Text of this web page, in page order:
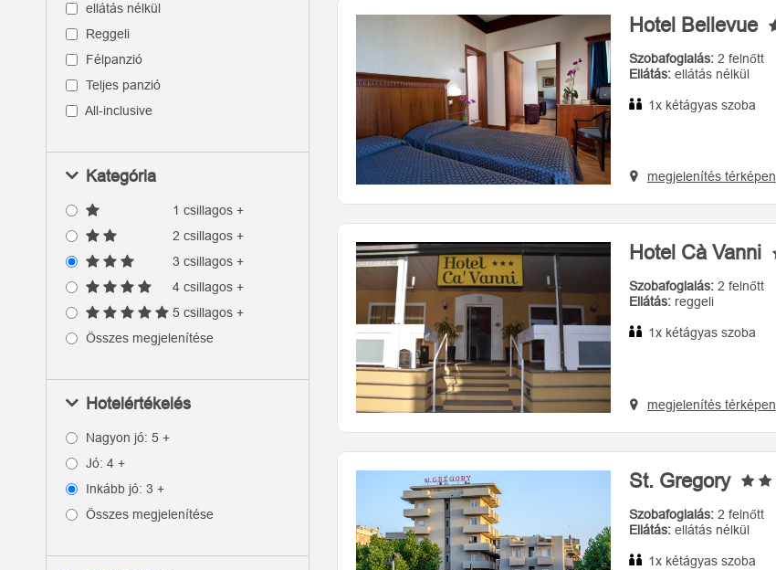
Hotel Bellevue
Szobafoglalás:2 felnőtt
Ellátás:ellátás nélkül
1x kétágyas szoba
megjelenítés térképen
Hotel Cà Vanni
Szobafoglalás:2 felnőtt
Ellátás:reggeli
1x kétágyas szoba
megjelenítés térképen
St. Gregory
Szobafoglalás:2 felnőtt
Ellátás:ellátás nélkül
1x kétágyas szoba
ellátás nélkül
Reggeli
Félpanzió
Teljes panzió
All-inclusive
Kategória
1 csillagos +
2 csillagos +
3 csillagos +
4 csillagos +
5 csillagos +
Összes megjelenítése
Hotelértékelés
Nagyon jó: 5 +
Jó: 4 +
Inkább jó: 3 +
Összes megjelenítése